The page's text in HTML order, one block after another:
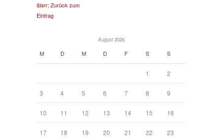
$larr; Zurück zum
Eintrag
August 2026
M D M D F S S
1 2
3 4 5 6 7 8 9
10 11 12 13 14 15 16
17 18 19 20 21 22 23